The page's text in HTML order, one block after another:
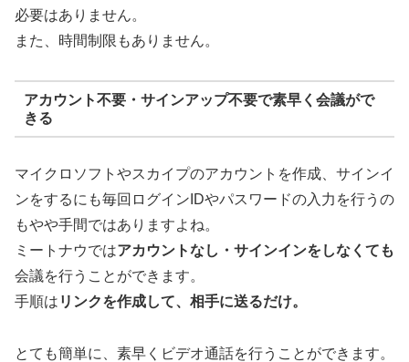
必要はありません。
また、時間制限もありません。
アカウント不要・サインアップ不要で素早く会議がで
きる
マイクロソフトやスカイプのアカウントを作成、サインイ
ンをするにも毎回ログインIDやパスワードの入力を行うの
もやや手間ではありますよね。
ミートナウではアカウントなし・サインインをしなくても
会議を行うことができます。
手順は リンクを作成して、相手に送るだけ。
とても簡単に、素早くビデオ通話を行うことができます。